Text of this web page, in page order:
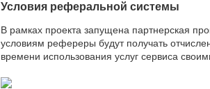
Условия реферальной системы
В рамках проекта запущена партнерская
условиям рефереры будут получать
времени использования услуг сервиса